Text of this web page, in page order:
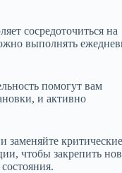
сосредоточиться на
выполнять
помогут вам
и активно
заменяйте критические
чтобы закрепить